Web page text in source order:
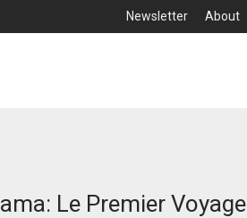
Newsletter About
Le Premier Voyage